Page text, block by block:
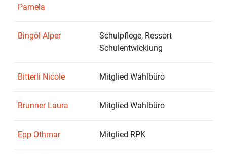
Pamela
Bingöl Alper
Schulpflege, Ressort
Schulentwicklung
Bitterli Nicole Mitglied Wahlbüro
Brunner Laura Mitglied Wahlbüro
Epp Othmar Mitglied RPK